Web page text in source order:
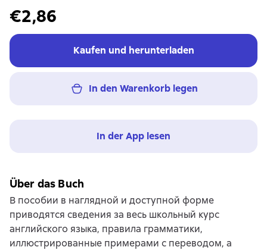
€2,86
Kaufen und herunterladen
In den Warenkorb legen
In der App lesen
Über das Buch
В пособии в наглядной и доступной форме
приводятся сведения за весь школьный курс
английского языка, правила грамматики,
иллюстрированные примерами с переводом, а